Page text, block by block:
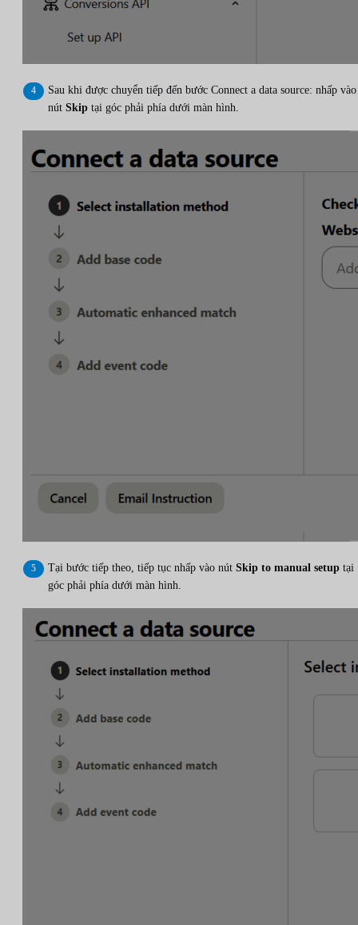
Sau khi được chuyển tiếp đến bước Connect a data source: nhấp vào
nút Skip tại góc phải phía dưới màn hình.
Tại bước tiếp theo, tiếp tục nhấp vào nút Skip to manual setup tại
góc phải phía dưới màn hình.